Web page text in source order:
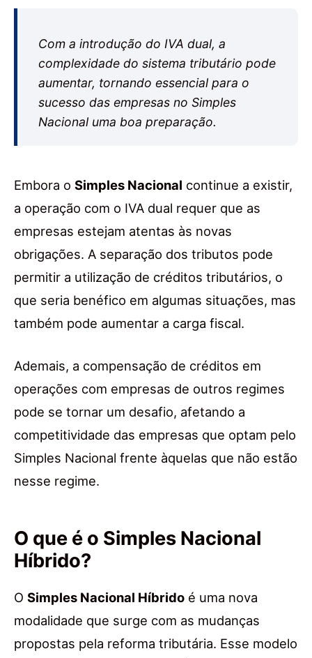
Com a introdução do IVA dual, a
complexidade do sistema tributário pode
aumentar, tornando essencial para o
sucesso das empresas no Simples
Nacional uma boa preparação.
Embora o Simples Nacional continue a existir,
a operação com o IVA dual requer que as
empresas estejam atentas às novas
obrigações. A separação dos tributos pode
permitir a utilização de créditos tributários, o
que seria benéfico em algumas situações, mas
também pode aumentar a carga fiscal.
Ademais, a compensação de créditos em
operações com empresas de outros regimes
pode se tornar um desafio, afetando a
competitividade das empresas que optam pelo
Simples Nacional frente àquelas que não estão
nesse regime.
O que é o Simples Nacional
Híbrido?
O Simples Nacional Híbrido é uma nova
modalidade que surge com as mudanças
propostas pela reforma tributária. Esse modelo